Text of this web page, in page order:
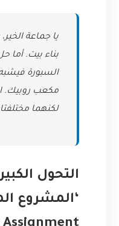
يا جماعة
بناء بيت. أما
السبورة
مكعب روبيك.
لكنهما
التحول